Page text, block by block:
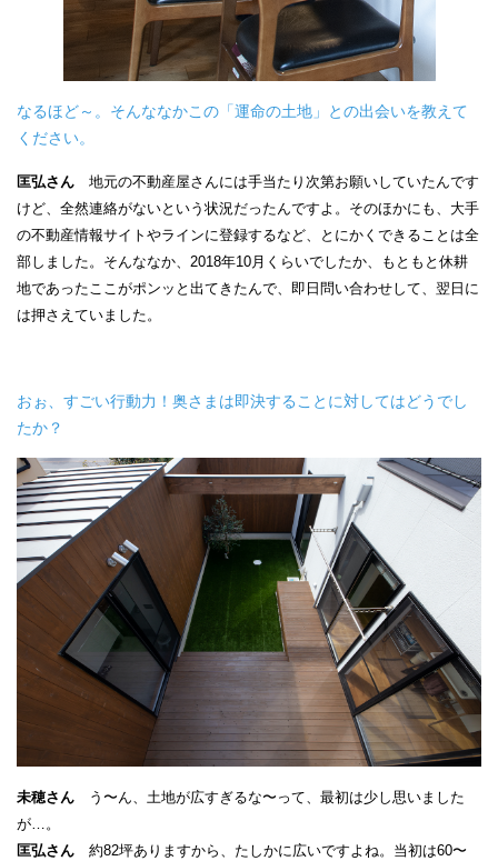
なるほど～。そんななかこの「運命の土地」との出会いを教えて
ください。
匡弘さん
地元の不動産屋さんには手当たり次第お願いしていたんです
けど、全然連絡がないという状況だったんですよ。そのほかにも、大手
の不動産情報サイトやラインに登録するなど、とにかくできることは全
部しました。そんななか、2018年10月くらいでしたか、もともと休耕
地であったここがポンッと出てきたんで、即日問い合わせして、翌日に
は押さえていました。
おぉ、すごい行動力！奥さまは即決することに対してはどうでし
たか？
未穂さん
う〜ん、土地が広すぎるな〜って、最初は少し思いました
が…。
匡弘さん
約82坪ありますから、たしかに広いですよね。当初は60〜